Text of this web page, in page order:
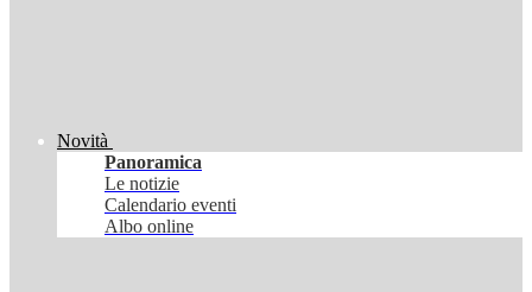
Novità
Panoramica
Le notizie
Calendario eventi
Albo online